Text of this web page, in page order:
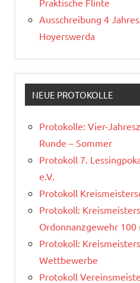
Ausschreibung 4
Hoyerswerda
NEUE PROTOKOLLE
Protokolle: Vier-
Runde – Sommer
Protokoll 7.
e.V.
Protokoll
Protokoll:
Ordonnanzgewehr 100
Protokoll:
Wettbewerbe
Protokoll